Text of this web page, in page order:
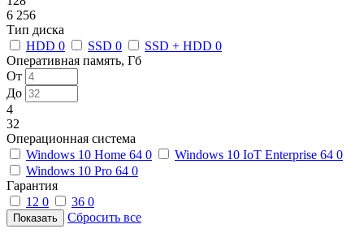
6 256
Тип диска
HDD 0 SSD 0 SSD + HDD 0
Оперативная память, Гб
От
До
4
32
Операционная система
Windows 10 Home 64 0 Windows 10 IoT Enterprise 64 0
Windows 10 Pro 64 0
Гарантия
12 0 36 0
Сбросить все